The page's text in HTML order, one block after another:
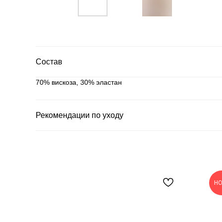
Состав
70% вискоза, 30% эластан
Рекомендации по уходу